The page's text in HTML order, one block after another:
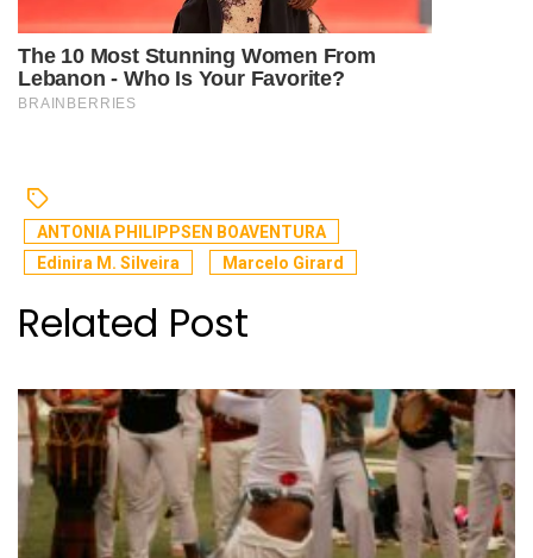
ANTONIA PHILIPPSEN BOAVENTURA
Edinira M. Silveira
Marcelo Girard
Related Post